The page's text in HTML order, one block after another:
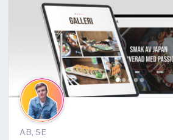
AB, SE